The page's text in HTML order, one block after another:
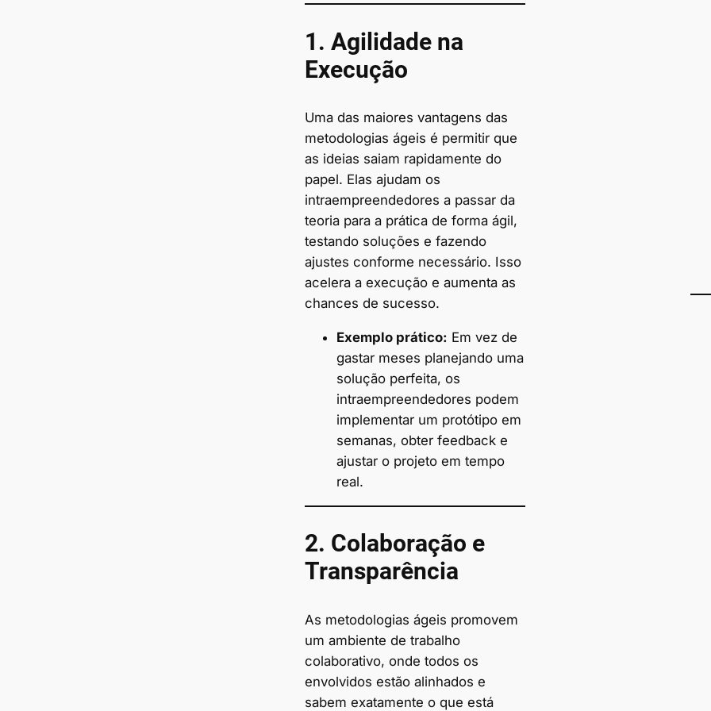
1. Agilidade na
Execução
Uma das maiores vantagens das
metodologias ágeis é permitir que
as ideias saiam rapidamente do
papel. Elas ajudam os
intraempreendedores a passar da
teoria para a prática de forma ágil,
testando soluções e fazendo
ajustes conforme necessário. Isso
acelera a execução e aumenta as
chances de sucesso.
Exemplo prático: Em vez de
gastar meses planejando uma
solução perfeita, os
intraempreendedores podem
implementar um protótipo em
semanas, obter feedback e
ajustar o projeto em tempo
real.
2. Colaboração e
Transparência
As metodologias ágeis promovem
um ambiente de trabalho
colaborativo, onde todos os
envolvidos estão alinhados e
sabem exatamente o que está